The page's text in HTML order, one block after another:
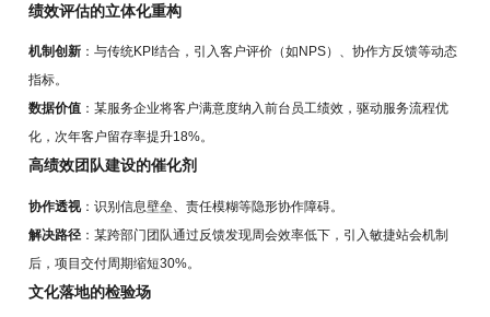
绩效评估的立体化重构
机制创新 ：与传统KPI结合，引入客户评价（如NPS）、协作方反馈等动态
指标。
数据价值 ：某服务企业将客户满意度纳入前台员工绩效，驱动服务流程优
化，次年客户留存率提升18%。
高绩效团队建设的催化剂
协作透视：识别信息壁垒、责任模糊等隐形协作障碍。
解决路径 ：某跨部门团队通过反馈发现周会效率低下，引入敏捷站会机制
后，项目交付周期缩短30%。
文化落地的检验场